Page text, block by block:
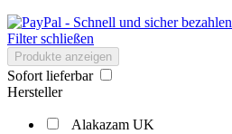
Filter schließen
Produkte anzeigen
Sofort lieferbar
Hersteller
Alakazam UK